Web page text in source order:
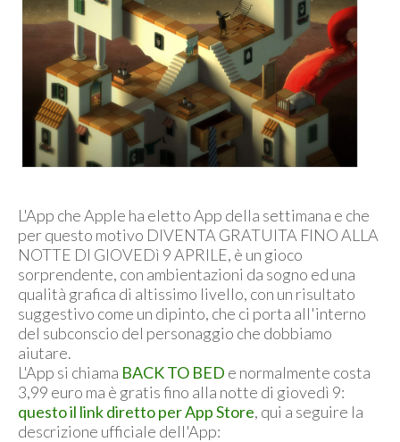
L'App che Apple ha eletto App della settimana e che
per questo motivo DIVENTA GRATUITA FINO ALLA
NOTTE DI GIOVEDì 9 APRILE, è un gioco
sorprendente, con ambientazioni da sogno ed una
qualità grafica di altissimo livello, con un risultato
suggestivo come un dipinto, che ci porta all'interno
del subconscio del personaggio che dobbiamo
aiutare.
L'App si chiama BACK TO BED e normalmente costa
3,99 euro ma è gratis fino alla notte di giovedì 9:
questo il link diretto per App Store, qui a seguire la
descrizione ufficiale dell'App: